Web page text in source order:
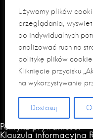
Używamy plików
przeglądania,
do indywidualnych
analizować ruch na
politykę plików
Kliknięcie przycisku
na wykorzystywanie
Dostosuj
Polityka prywatności
Klauzula informacyjna